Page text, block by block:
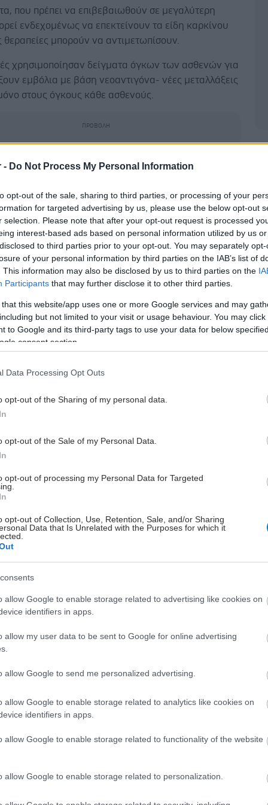
- Do Not Process My Personal Information
opt-out of the sale, sharing to third parties, or processing of your
for targeted advertising by us, please use the below opt-out
selection. Please note that after your opt-out request is processed
interest-based ads based on personal information utilized by us
to third parties prior to your opt-out. You may separately
of your personal information by third parties on the IAB’s list of
This information may also be disclosed by us to third parties on the
Participants that may further disclose it to other third parties.
that this website/app uses one or more Google services and may
but not limited to your visit or usage behaviour. You may
to Google and its third-party tags to use your data for below
consent section.
Data Processing Opt Outs
opt-out of the Sharing of my personal data.
opt-out of the Sale of my Personal Data.
opt-out of processing my Personal Data for Targeted
opt-out of Collection, Use, Retention, Sale, and/or Sharing
Data that Is Unrelated with the Purposes for which it
allow Google to enable storage related to advertising like cookies on
identifiers in apps.
allow my user data to be sent to Google for online advertising
allow Google to send me personalized advertising.
allow Google to enable storage related to analytics like cookies on
identifiers in apps.
allow Google to enable storage related to functionality of the website
allow Google to enable storage related to personalization.
που πρέπει να επιβεβαιωθούν σε μεγαλύτερη
ενδεχομένως να επεκτείνουν τα είδη καρκίνου
θεραπείες μπορούν να αντιμετωπίσουν.
χρησιμοποίησαν δείγματα όγκων των ασθενών για
εμβόλια με βάση νεοαντιγόνα- νέες μεταλλάξεις
στους όγκους κάθε ασθενούς.
να εκπαιδευτεί το ανοσοποιητικό σύστημα να
αφήνοντας ανέπαφο τον υγιή ιστό.
Yarchoan του Johns Hopkins Kimmel Cancer Center,
το εμβόλιο εκπαιδεύει το ανοσοποιητικό να
τα αντιγόνα που αγνοούνται.
36 ασθενείς με ηπατοκυτταρικό καρκίνωμα.
εξατομικευμένα εμβόλια, επιπλέον του
τρίτο των ασθενών (30,1%) που αντιμετωπίστηκαν με
δεν εντοπίζονταν σημάδια υπολειμμάτων όγκου
με την τυπική απόκριση του 12% έως 18%
ότι το εμβόλιο πρόσθεσε κλινική
σοβαρές ανεπιθύμητες ενέργειες.
Geneos είναι εμβόλιο DNA στο οποίο ο γενετικός
πρωτεϊνών εγχέεται στα κύτταρα
έως 40 μεταλλαγμένα γονίδια.
μεγαλύτερες δοκιμές.
το iatronet.gr στο Discover
το παιδί μου: είναι απλή ενόχληση ή αλλεργική